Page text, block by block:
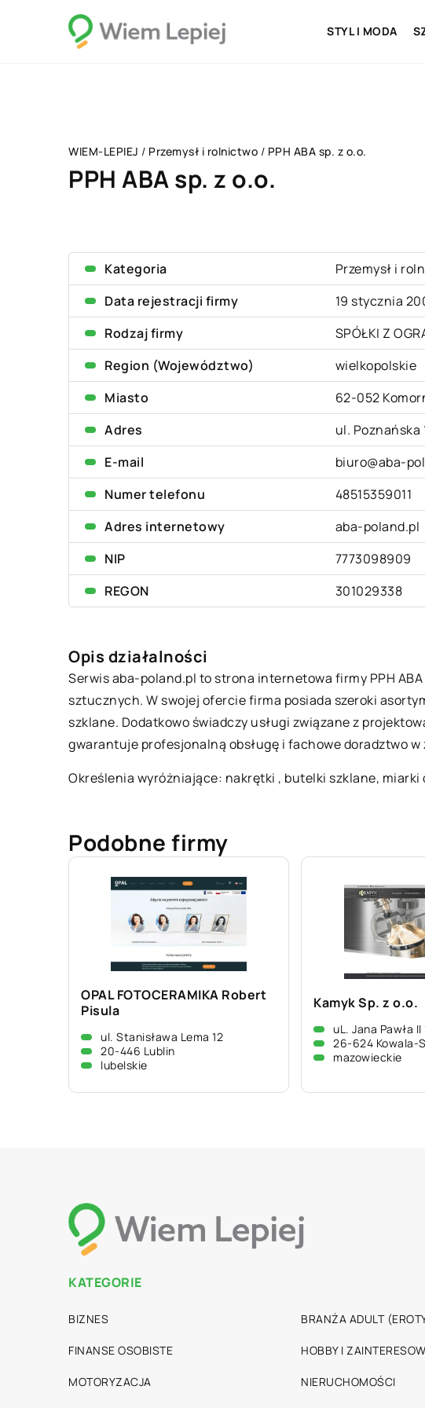
STYL I MODA
WIEM-LEPIEJ / Przemysł i rolnictwo / PPH ABA sp. z o.o.
PPH ABA sp. z o.o.
Kategoria
Przemysł i
Data rejestracji firmy
19 stycznia
Rodzaj firmy
SPÓŁKI Z
Region (Województwo)
wielkopolskie
Miasto
62-052
Adres
ul. Poznańska
E-mail
biuro@aba-
Numer telefonu
48515359011
Adres internetowy
aba-poland.pl
NIP
7773098909
REGON
301029338
Opis działalności
Serwis aba-poland.pl to strona internetowa firmy PPH
sztucznych. W swojej ofercie firma posiada szeroki
szklane. Dodatkowo świadczy usługi związane z
gwarantuje profesjonalną obsługę i fachowe doradztwo
Określenia wyróżniające: nakrętki , butelki szklane, miarki
Podobne firmy
OPAL FOTOCERAMIKA Robert
Pisula
ul. Stanisława Lema 12
20-446 Lublin
lubelskie
Kamyk Sp. z o.o.
uL. Jana Pawła II
26-624 Kowala-
mazowieckie
KATEGORIE
BIZNES BRANŻA ADULT
FINANSE OSOBISTE HOBBY I
MOTORYZACJA NIERUCHOMOŚCI